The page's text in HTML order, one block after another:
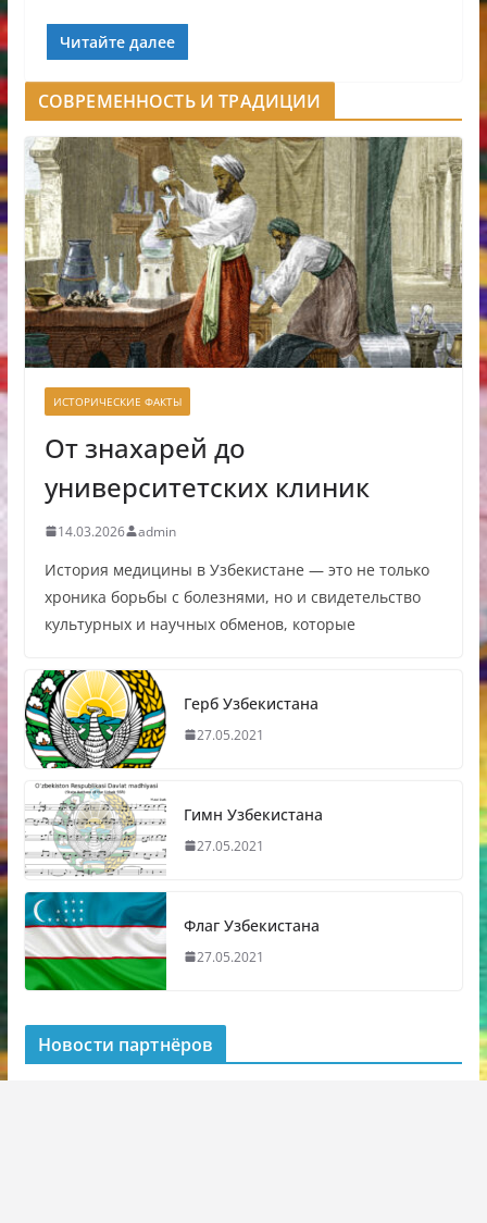
Читайте далее
СОВРЕМЕННОСТЬ И ТРАДИЦИИ
ИСТОРИЧЕСКИЕ ФАКТЫ
От знахарей до
университетских клиник
14.03.2026 admin
История медицины в Узбекистане — это не только
хроника борьбы с болезнями, но и свидетельство
культурных и научных обменов, которые
Герб Узбекистана
27.05.2021
Гимн Узбекистана
27.05.2021
Флаг Узбекистана
27.05.2021
Новости партнёров